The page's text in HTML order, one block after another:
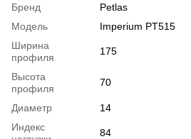
Бренд
Petlas
Модель
Imperium PT515
Ширина
профиля
175
Высота
профиля
70
Диаметр
14
Индекс
84